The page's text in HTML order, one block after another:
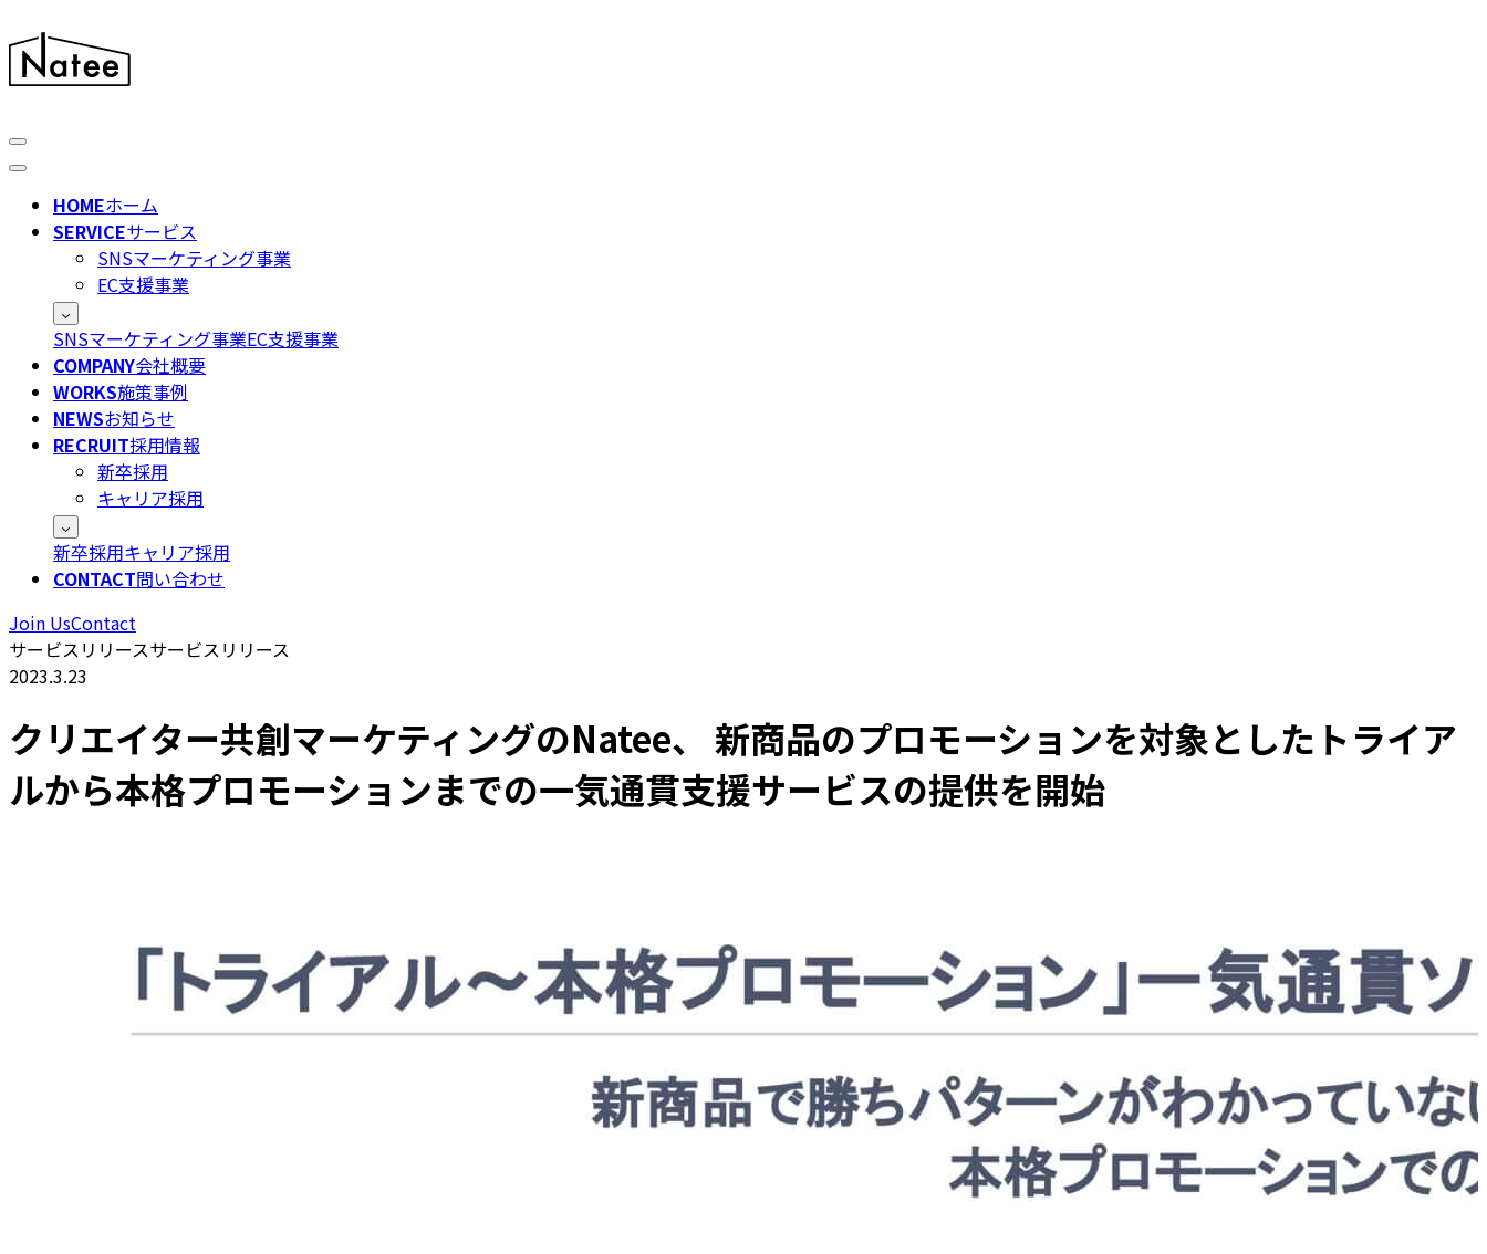
HOMEホーム
SERVICEサービス
SNSマーケティング事業
EC支援事業
SNSマーケティング事業EC支援事業
COMPANY会社概要
WORKS施策事例
NEWSお知らせ
RECRUIT採用情報
新卒採用
キャリア採用
新卒採用キャリア採用
CONTACT問い合わせ
Join UsContact
サービスリリースサービスリリース
2023.3.23
クリエイター共創マーケティングのNatee、 新商品のプロモーションを対象としたトライア
ルから本格プロモーションまでの一気通貫支援サービスの提供を開始